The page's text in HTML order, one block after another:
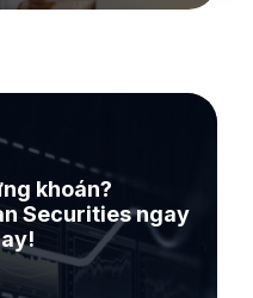
khoán?
Securities ngay